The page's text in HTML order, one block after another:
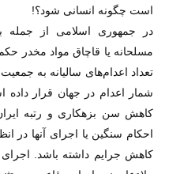
است چگونه انسانی شود؟!
در جمهوری اسلامى از
مسلحانه یا قاچاق مواد مخدر
تعداد اعدام‌های سالیانه به
شمار اعدام در جهان قرار داده
کاهش سن بزهکاری و رتبه
احکام سنگین یا اجرای آنها در
کاهش جرایم داشته باشد.